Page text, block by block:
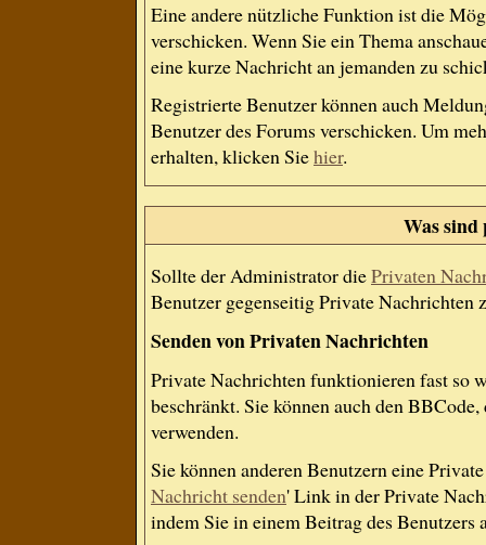
Eine andere nützliche Funktion ist die
verschicken. Wenn Sie ein Thema
eine kurze Nachricht an jemanden zu
Registrierte Benutzer können auch
Benutzer des Forums verschicken. Um
erhalten, klicken Siehier.
Was
Sollte der Administrator diePrivaten
Benutzer gegenseitig Private Nachrichten
Senden von Privaten Nachrichten
Private Nachrichten funktionieren fast so
beschränkt. Sie können auch den
verwenden.
Sie können anderen Benutzern eine
Nachricht senden' Link in der Private
indem Sie in einem Beitrag des Benutzers